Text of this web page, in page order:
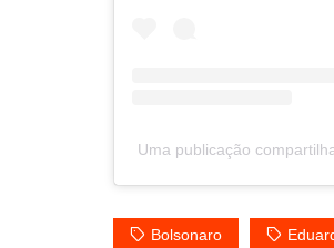
Uma publicação
Bolsonaro